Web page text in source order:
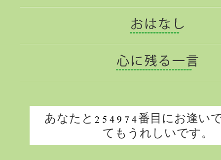
あなたと
番目にお逢い
てもうれしいです。